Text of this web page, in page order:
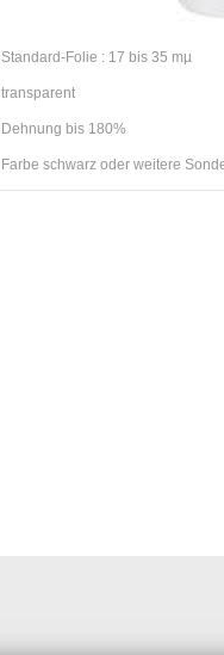
Standard-Folie : 17 bis 35 mµ
transparent
Dehnung bis 180%
Farbe schwarz oder weitere